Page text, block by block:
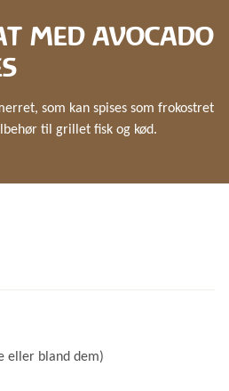
MED AVOCADO
som kan spises som frokostret
til grillet fisk og kød.
eller bland dem)